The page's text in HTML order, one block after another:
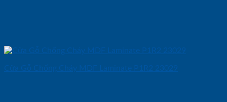
Cửa Gỗ Chống Cháy MDF Laminate P1R2 23029